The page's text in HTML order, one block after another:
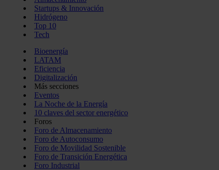
Startups & Innovación
Hidrógeno
Top 10
Tech
Bioenergía
LATAM
Eficiencia
Digitalización
Más secciones
Eventos
La Noche de la Energía
10 claves del sector energético
Foros
Foro de Almacenamiento
Foro de Autoconsumo
Foro de Movilidad Sostenible
Foro de Transición Energética
Foro Industrial